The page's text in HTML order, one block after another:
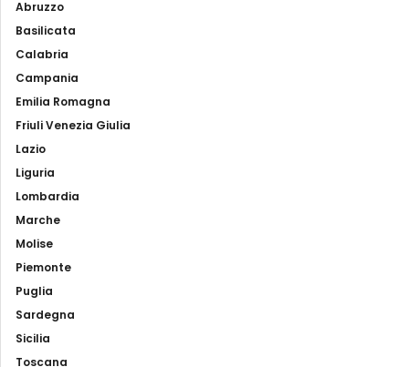
Abruzzo
Basilicata
Calabria
Campania
Emilia Romagna
Friuli Venezia Giulia
Lazio
Liguria
Lombardia
Marche
Molise
Piemonte
Puglia
Sardegna
Sicilia
Toscana